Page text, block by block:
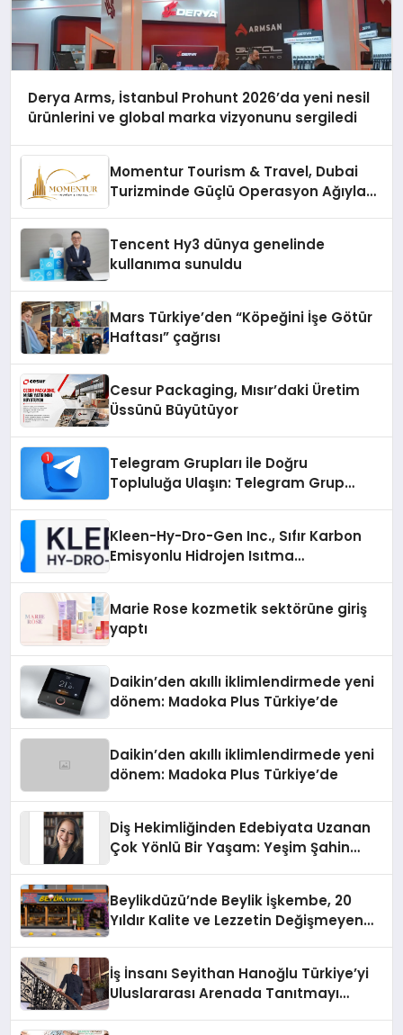
Derya Arms, İstanbul Prohunt 2026’da yeni nesil
ürünlerini ve global marka vizyonunu sergiledi
Momentur Tourism & Travel, Dubai
Turizminde Güçlü Operasyon Ağıyla
Tencent Hy3 dünya genelinde
kullanıma sunuldu
Mars Türkiye’den “Köpeğini İşe Götür
Haftası” çağrısı
Cesur Packaging, Mısır’daki Üretim
Üssünü Büyütüyor
Telegram Grupları ile Doğru
Topluluğa Ulaşın: Telegram Grup
Kleen-Hy-Dro-Gen Inc., Sıfır Karbon
Emisyonlu Hidrojen Isıtma
Marie Rose kozmetik sektörüne giriş
yaptı
Daikin’den akıllı iklimlendirmede yeni
dönem: Madoka Plus Türkiye’de
Daikin’den akıllı iklimlendirmede yeni
dönem: Madoka Plus Türkiye’de
Diş Hekimliğinden Edebiyata Uzanan
Çok Yönlü Bir Yaşam: Yeşim Şahin
Beylikdüzü’nde Beylik İşkembe, 20
Yıldır Kalite ve Lezzetin Değişmeyen
İş İnsanı Seyithan Hanoğlu Türkiye’yi
Uluslararası Arenada Tanıtmayı